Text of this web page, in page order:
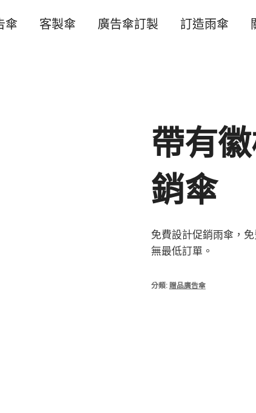
傘 客製傘 廣告傘訂製 訂造雨傘
帶有
銷傘
免費設計促銷雨傘，
無最低訂單。
分類: 贈品廣告傘